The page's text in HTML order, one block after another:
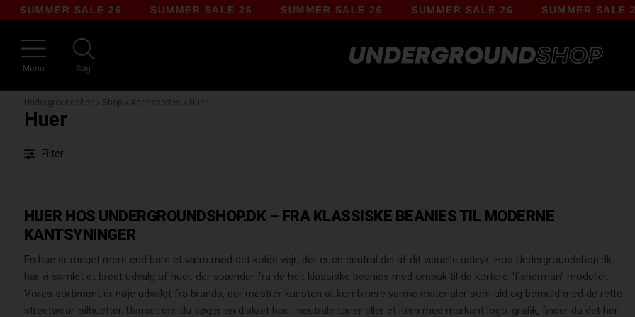
SUMMER SALE 26 SUMMER SALE 26 SUMMER SALE 26 SUMMER SALE 26 SUMMER SALE
Menu Søg
Undergroundshop» Shop» Accessories » Huer
Huer
Filter
HUER HOS UNDERGROUNDSHOP.DK – FRA KLASSISKE BEANIES TIL MODERNE
KANTSYNINGER
En hue er meget mere end bare et værn mod det kolde vejr; det er en central del af dit visuelle udtryk. Hos Undergroundshop.dk
har vi samlet et bredt udvalg af huer, der spænder fra de helt klassiske beanies med ombuk til de kortere "fisherman" modeller.
Vores sortiment er nøje udvalgt fra brands, der mestrer kunsten at kombinere varme materialer som uld og bomuld med de rette
streetwear-silhuetter. Uanset om du søger en diskret hue i neutrale toner eller et item med markant logo-grafik, finder du det her